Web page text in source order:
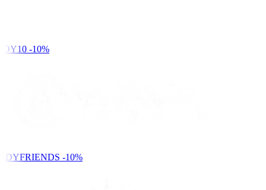
-10%
-10%